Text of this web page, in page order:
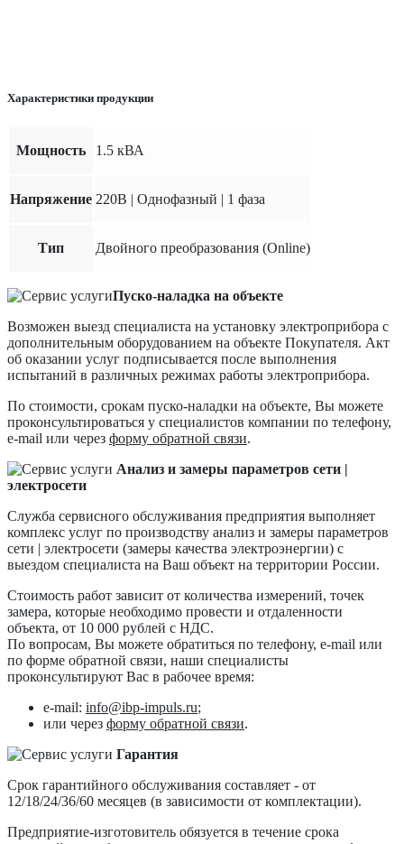
Характеристики продукции
Мощность 1.5 кВА
Напряжение 220В | Однофазный | 1 фаза
Тип Двойного преобразования (Online)
Пуско-наладка на объекте
Возможен выезд специалиста на установку электроприбора с
дополнительным оборудованием на объекте Покупателя. Акт
об оказании услуг подписывается после выполнения
испытаний в различных режимах работы электроприбора.
По стоимости, срокам пуско-наладки на объекте, Вы можете
проконсультироваться у специалистов компании по телефону,
e-mail или через форму обратной связи.
Анализ и замеры параметров сети |
электросети
Служба сервисного обслуживания предприятия выполняет
комплекс услуг по производству анализ и замеры параметров
сети | электросети (замеры качества электроэнергии) с
выездом специалиста на Ваш объект на территории России.
Стоимость работ зависит от количества измерений, точек
замера, которые необходимо провести и отдаленности
объекта, от 10 000 рублей с НДС.
По вопросам, Вы можете обратиться по телефону, e-mail или
по форме обратной связи, наши специалисты
проконсультируют Вас в рабочее время:
e-mail: info@ibp-impuls.ru;
или через форму обратной связи.
Гарантия
Срок гарантийного обслуживания составляет - от
12/18/24/36/60 месяцев (в зависимости от комплектации).
Предприятие-изготовитель обязуется в течение срока